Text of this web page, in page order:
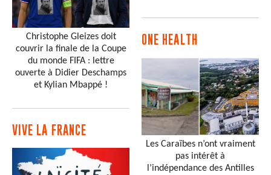
Christophe Gleizes doit
couvrir la finale de la Coupe
du monde FIFA : lettre
ouverte à Didier Deschamps
et Kylian Mbappé !
VIVE LA FRANCE
ONE HEALTH
Les Caraïbes n’ont vraiment
pas intérêt à
l’indépendance des Antilles